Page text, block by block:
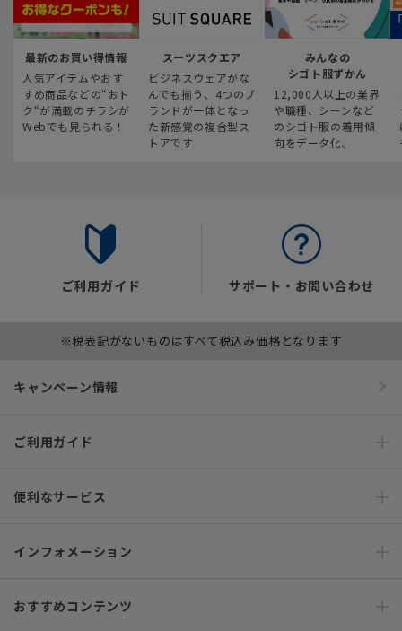
最新のお買い得情報
人気アイテムやおす
すめ商品などの“おト
ク“が満載のチラシが
Webでも見られる！
スーツスクエア
ビジネスウェアがな
んでも揃う、4つのブ
ランドが一体となっ
た新感覚の複合型ス
トアです
みんなの
シゴト服ずかん
12,000人以上の業界
や職種、シーンなど
のシゴト服の着用傾
向をデータ化。
ご利用ガイド サポート・お問い合わせ
※税表記がないものはすべて税込み価格となります
キャンペーン情報
ご利用ガイド
便利なサービス
インフォメーション
おすすめコンテンツ